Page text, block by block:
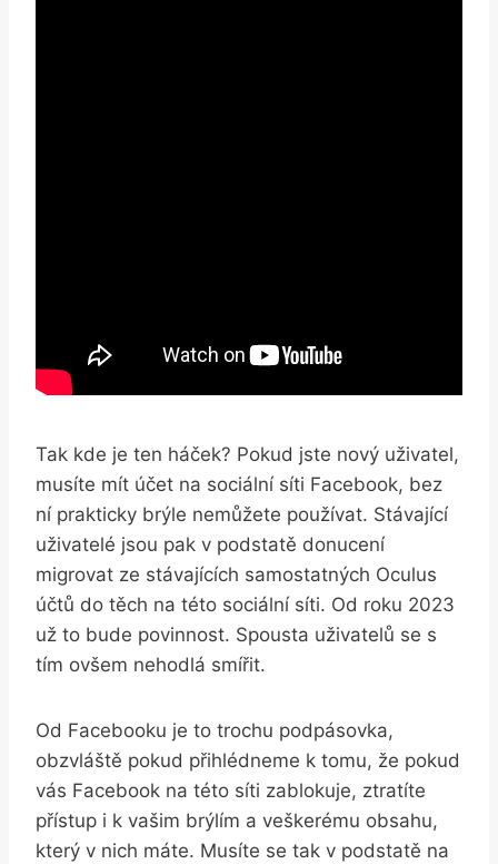
Tak kde je ten háček? Pokud jste nový uživatel,
musíte mít účet na sociální síti Facebook, bez
ní prakticky brýle nemůžete používat. Stávající
uživatelé jsou pak v podstatě donucení
migrovat ze stávajících samostatných Oculus
účtů do těch na této sociální síti. Od roku 2023
už to bude povinnost. Spousta uživatelů se s
tím ovšem nehodlá smířit.
Od Facebooku je to trochu podpásovka,
obzvláště pokud přihlédneme k tomu, že pokud
vás Facebook na této síti zablokuje, ztratíte
přístup i k vašim brýlím a veškerému obsahu,
který v nich máte. Musíte se tak v podstatě na